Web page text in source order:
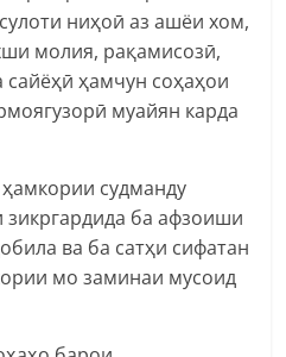
ниҳоӣ аз ашёи хом,
молия, рақамисозӣ,
ҳамчун соҳаҳои
муайян карда
судманду
ба афзоиши
ва ба сатҳи сифатан
мо заминаи мусоид